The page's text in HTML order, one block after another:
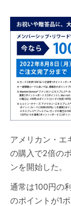
アメリカン・エ
の購入で2倍の
ンを開始した。
通常は100円の
のポイントが1